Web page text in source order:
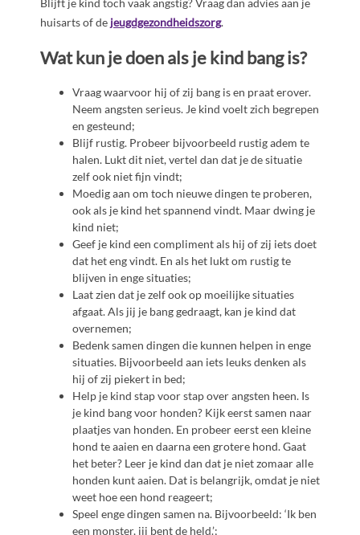
Blijft je kind toch vaak angstig? Vraag dan advies aan je
huisarts of de jeugdgezondheidszorg.
Wat kun je doen als je kind bang is?
Vraag waarvoor hij of zij bang is en praat erover.
Neem angsten serieus. Je kind voelt zich begrepen
en gesteund;
Blijf rustig. Probeer bijvoorbeeld rustig adem te
halen. Lukt dit niet, vertel dan dat je de situatie
zelf ook niet fijn vindt;
Moedig aan om toch nieuwe dingen te proberen,
ook als je kind het spannend vindt. Maar dwing je
kind niet;
Geef je kind een compliment als hij of zij iets doet
dat het eng vindt. En als het lukt om rustig te
blijven in enge situaties;
Laat zien dat je zelf ook op moeilijke situaties
afgaat. Als jij je bang gedraagt, kan je kind dat
overnemen;
Bedenk samen dingen die kunnen helpen in enge
situaties. Bijvoorbeeld aan iets leuks denken als
hij of zij piekert in bed;
Help je kind stap voor stap over angsten heen. Is
je kind bang voor honden? Kijk eerst samen naar
plaatjes van honden. En probeer eerst een kleine
hond te aaien en daarna een grotere hond. Gaat
het beter? Leer je kind dan dat je niet zomaar alle
honden kunt aaien. Dat is belangrijk, omdat je niet
weet hoe een hond reageert;
Speel enge dingen samen na. Bijvoorbeeld: ‘Ik ben
een monster, jij bent de held.’;